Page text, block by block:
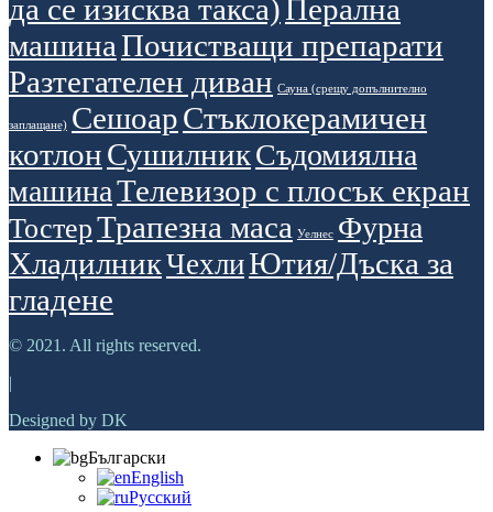
да се изисква такса)Перална
машинаПочистващи препарати
Разтегателен диван Сауна (срещу допълнително
заплащане) СешоарСтъклокерамичен
котлонСушилникСъдомиялна
машинаТелевизор с плосък екран
ТостерТрапезна маса Уелнес Фурна
ХладилникЧехлиЮтия/Дъска за
гладене
© 2021. All rights reserved.
|
Designed by DK
Български
English
Русский